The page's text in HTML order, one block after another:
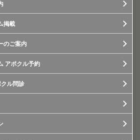
掲載
のご案内
アポクル予約
ル問診